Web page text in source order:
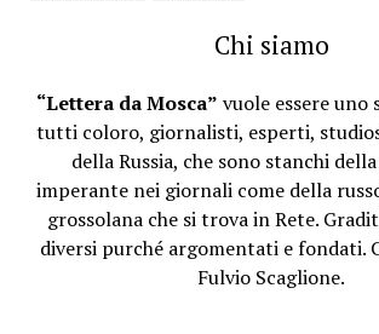
Chi siamo
“Lettera da Mosca” vuole essere uno
tutti coloro, giornalisti, esperti,
della Russia, che sono stanchi
imperante nei giornali come della
grossolana che si trova in Rete.
diversi purché argomentati e fondati.
Fulvio Scaglione.